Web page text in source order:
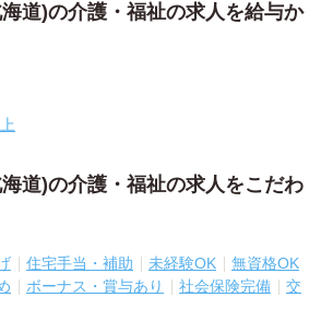
道)の介護・福祉の求人を給与か
道)の介護・福祉の求人をこだわ
住宅手当・補助 未経験OK
無資格OK
ボーナス・賞与あり 社会保険完備
交